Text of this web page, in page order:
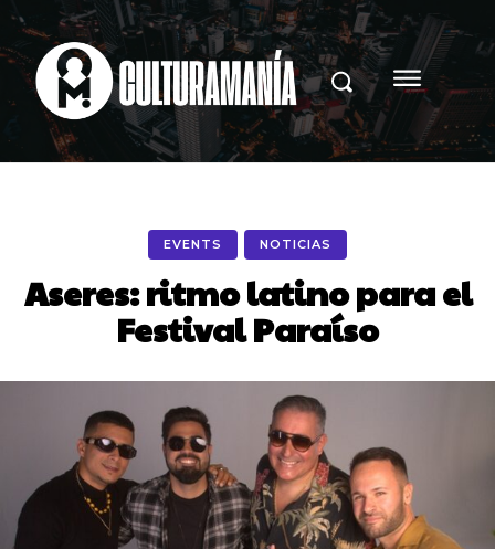
EVENTS NOTICIAS
Aseres: ritmo latino para el
Festival Paraíso